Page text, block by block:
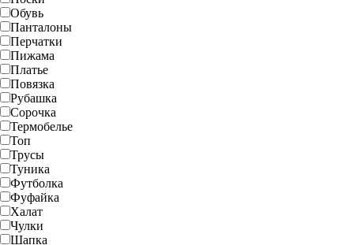
Обувь
Панталоны
Перчатки
Пижама
Платье
Повязка
Рубашка
Сорочка
Термобелье
Топ
Трусы
Туника
Футболка
Фуфайка
Халат
Чулки
Шапка